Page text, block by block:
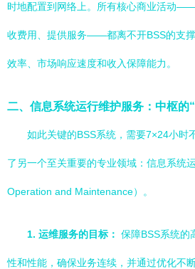
时地配置到网络上。所有核心商业活动
收费用、提供服务——都离不开BSS的支
效率、市场响应速度和收入保障能力。
二、信息系统运行维护服务：中枢的
如此关键的BSS系统，需要7×24小时
了另一个至关重要的专业领域：信息系统
Operation and Maintenance）。
1. 运维服务的目标： 保障BSS系统的
性和性能，确保业务连续，并通过优化不